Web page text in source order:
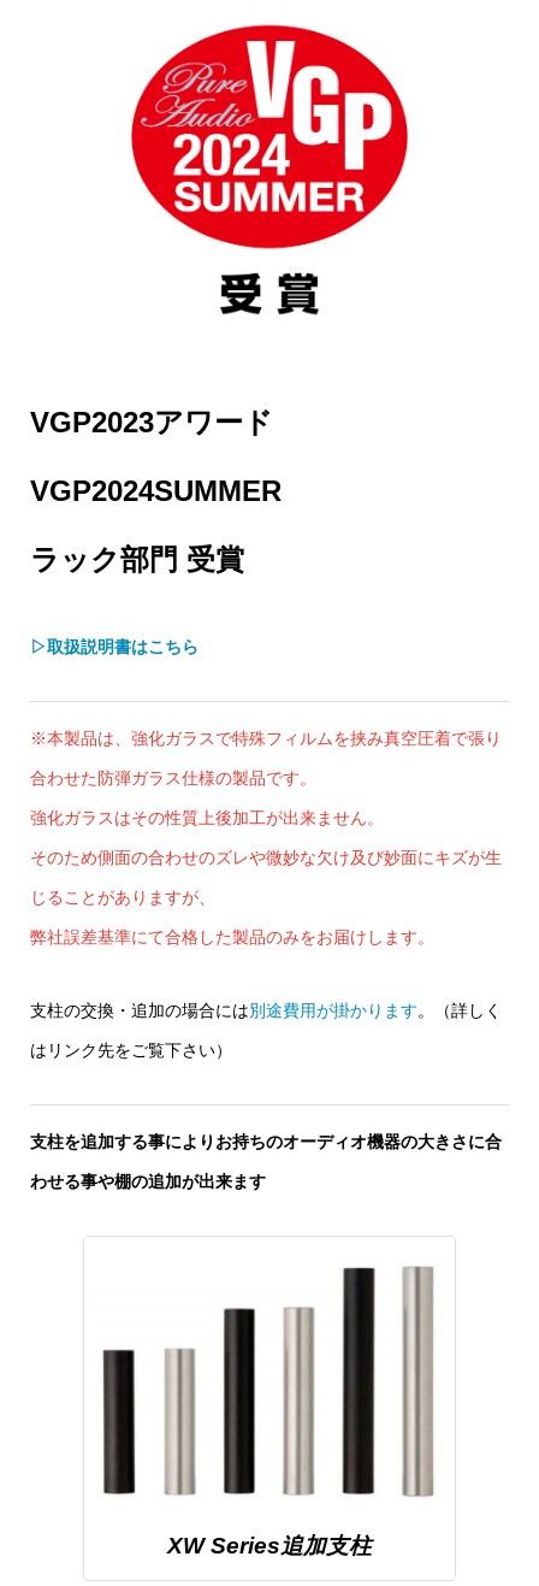
VGP2023アワード
VGP2024SUMMER
ラック部門 受賞
▷取扱説明書はこちら
※本製品は、強化ガラスで特殊フィルムを挟み真空圧着で張り
合わせた防弾ガラス仕様の製品です。
強化ガラスはその性質上後加工が出来ません。
そのため側面の合わせのズレや微妙な欠け及び妙面にキズが生
じることがありますが、
弊社誤差基準にて合格した製品のみをお届けします。
支柱の交換・追加の場合には別途費用が掛かります。（詳しく
はリンク先をご覧下さい）
支柱を追加する事によりお持ちのオーディオ機器の大きさに合
わせる事や棚の追加が出来ます
XW Series追加支柱